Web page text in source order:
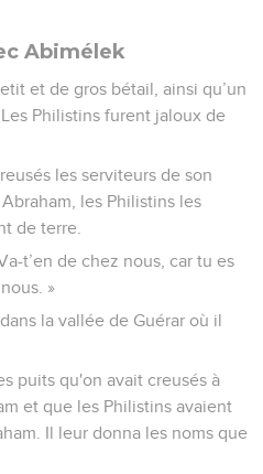
Abimélek
et de gros bétail, ainsi qu’un
Philistins furent jaloux de
les serviteurs de son
les Philistins les
de terre.
t’en de chez nous, car tu es
»
la vallée de Guérar où il
puits qu'on avait creusés à
et que les Philistins avaient
Il leur donna les noms que